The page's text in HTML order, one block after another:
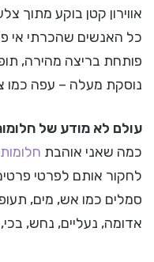
אווירון קטן בוקע מתוך
כל האנשים שהכרתי אי
פותחת בריצה מהירה,
נוסקת מעלה – עפה כמו
עולם לא מודע של
כמה שאני אוהבת חלומות
לחקור אותם לפרטי
סמלים כמו אש, מים,
אדומה, נעליים, נחש, בכי,